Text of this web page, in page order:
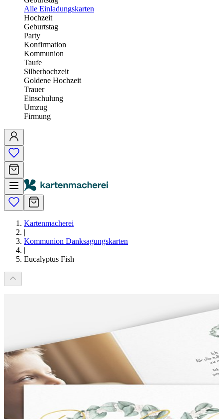
Alle Einladungskarten
Hochzeit
Geburtstag
Party
Konfirmation
Kommunion
Taufe
Silberhochzeit
Goldene Hochzeit
Trauer
Einschulung
Umzug
Firmung
Kartenmacherei
|
Kommunion Danksagungskarten
|
Eucalyptus Fish